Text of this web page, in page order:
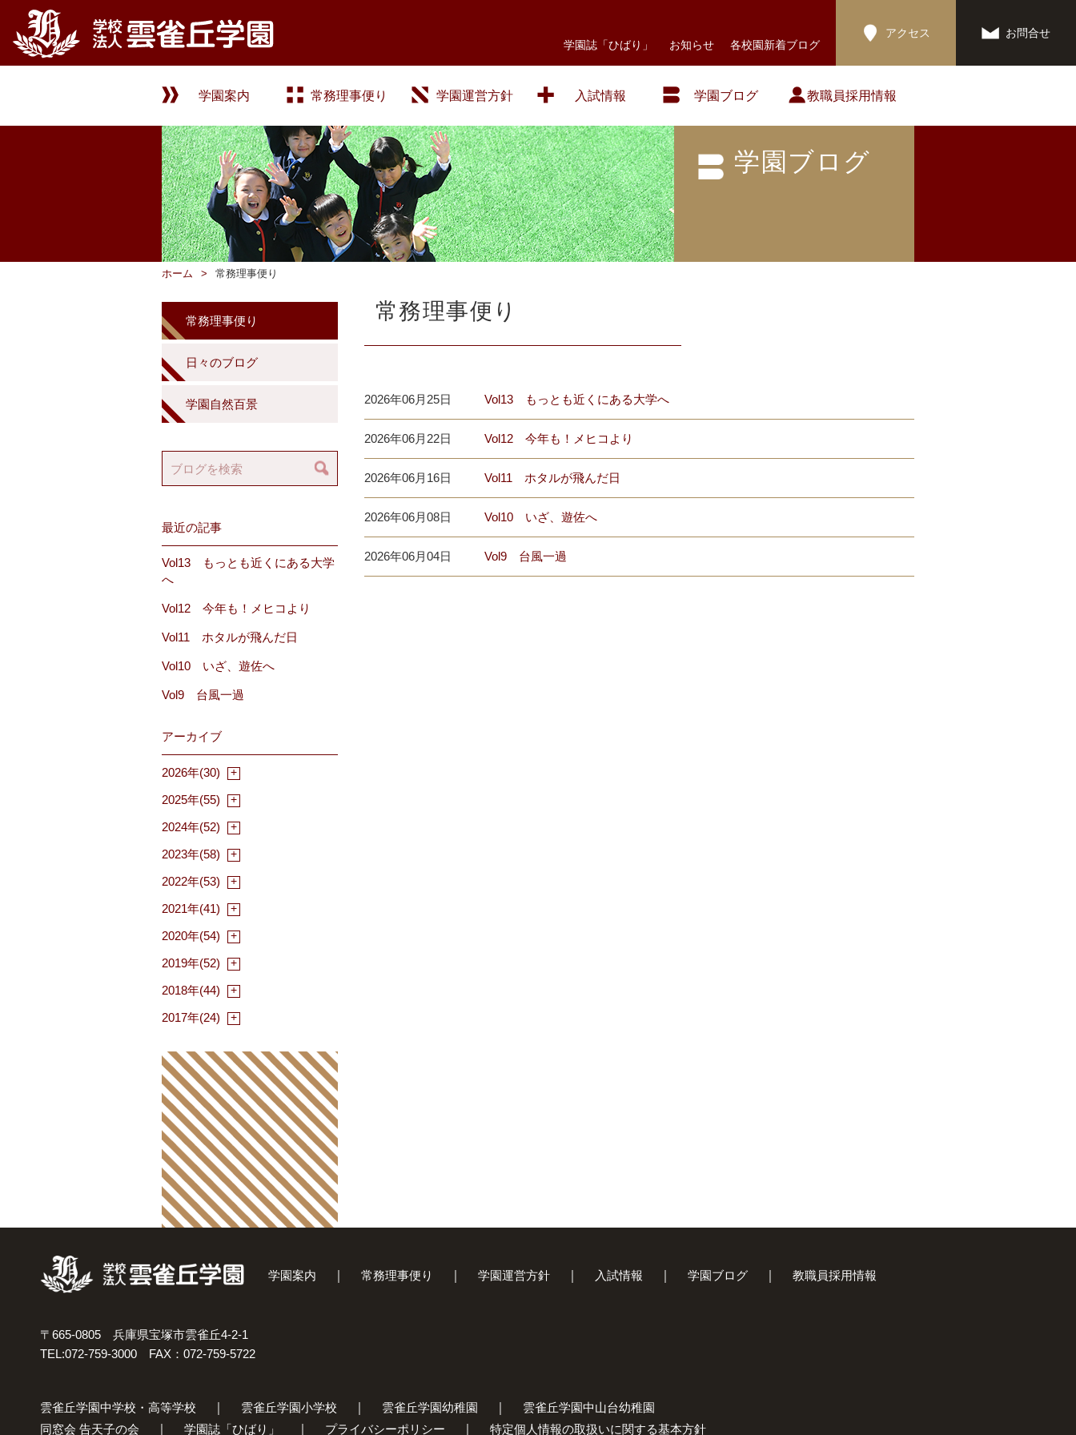
学園誌「ひばり」 お知らせ 各校園新着ブログ
アクセス お問合せ
学園案内 常務理事便り 学園運営方針 入試情報 学園ブログ 教職員採用情報
学園ブログ
ホーム 常務理事便り
常務理事便り
2026年06月25日 Vol13 もっとも近くにある大学へ
2026年06月22日 Vol12 今年も！メヒコより
2026年06月16日 Vol11 ホタルが飛んだ日
2026年06月08日 Vol10 いざ、遊佐へ
2026年06月04日 Vol9 台風一過
常務理事便り
日々のブログ
学園自然百景
最近の記事
Vol13 もっとも近くにある大学
へ
Vol12 今年も！メヒコより
Vol11 ホタルが飛んだ日
Vol10 いざ、遊佐へ
Vol9 台風一過
アーカイブ
2026年(30)
2025年(55)
2024年(52)
2023年(58)
2022年(53)
2021年(41)
2020年(54)
2019年(52)
2018年(44)
2017年(24)
学園案内 常務理事便り 学園運営方針 入試情報 学園ブログ 教職員採用情報
〒665-0805 兵庫県宝塚市雲雀丘4-2-1
TEL:072-759-3000 FAX：072-759-5722
雲雀丘学園中学校・高等学校 雲雀丘学園小学校 雲雀丘学園幼稚園
雲雀丘学園中山台幼稚園
同窓会 告天子の会
学園誌「ひばり」 プライバシーポリシー 特定個人情報の取扱いに関する基本方針